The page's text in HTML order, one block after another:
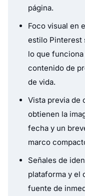
página.
Foco visual en
estilo Pinterest
lo que
contenido de
de vida.
Vista previa de
obtienen la
fecha y un
marco
Señales de
plataforma y el
fuente de